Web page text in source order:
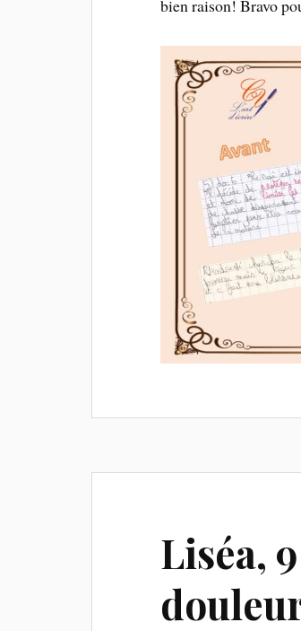
bien raison! Bravo
Liséa,